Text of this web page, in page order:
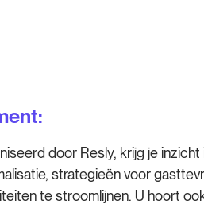
door Resly, krijg je
strategieën voor
te stroomlijnen. U hoort